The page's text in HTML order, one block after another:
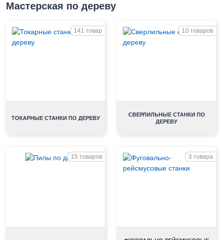
Мастерская по дереву
141 товар
ТОКАРНЫЕ СТАНКИ ПО ДЕРЕВУ
10 товаров
СВЕРЛИЛЬНЫЕ СТАНКИ ПО
ДЕРЕВУ
15 товаров 3 товара